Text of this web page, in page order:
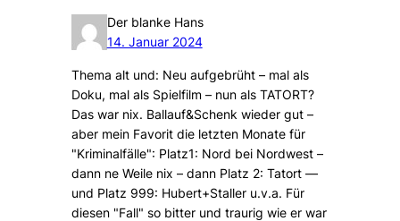
Der blanke Hans
14. Januar 2024
Thema alt und: Neu aufgebrüht – mal als
Doku, mal als Spielfilm – nun als TATORT?
Das war nix. Ballauf&Schenk wieder gut –
aber mein Favorit die letzten Monate für
"Kriminalfälle": Platz1: Nord bei Nordwest –
dann ne Weile nix – dann Platz 2: Tatort —
und Platz 999: Hubert+Staller u.v.a. Für
diesen "Fall" so bitter und traurig wie er war